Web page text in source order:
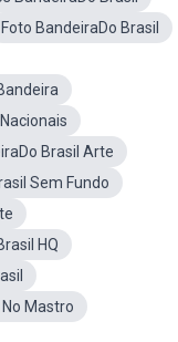
Foto BandeiraDo Brasil
Brasil Arte
Sem Fundo
HQ
Mastro